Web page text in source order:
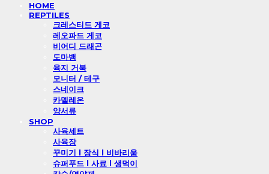
HOME
REPTILES
크레스티드 게코
레오파드 게코
비어디 드래곤
도마뱀
육지 거북
모니터 / 테구
스네이크
카멜레온
양서류
SHOP
사육세트
사육장
꾸미기 l 장식 l 비바리움
슈퍼푸드 l 사료 l 생먹이